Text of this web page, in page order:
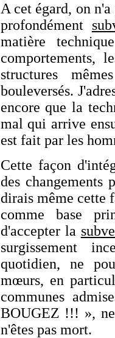
A cet égard, on n'a
profondément
matière
comportements,
structures
bouleversés.
encore que la
mal qui arrive
est fait par les
Cette façon
des changements
dirais même cette
comme base
d'accepter la
surgissement
quotidien, ne
mœurs, en
communes
BOUGEZ !!! »,
n'êtes pas mort.